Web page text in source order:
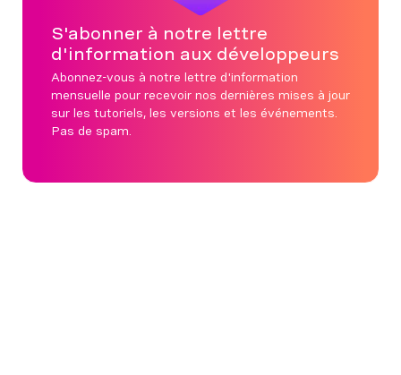
S'abonner à notre lettre
d'information aux développeurs
Abonnez-vous à notre lettre d'information
mensuelle pour recevoir nos dernières mises à jour
sur les tutoriels, les versions et les événements.
Pas de spam.